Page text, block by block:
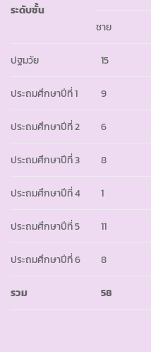
ระดับชั้น
ชาย
ปฐมวัย 15
ประถมศึกษาปีที่ 1 9
ประถมศึกษาปีที่ 2 6
ประถมศึกษาปีที่ 3 8
ประถมศึกษาปีที่ 4 1
ประถมศึกษาปีที่ 5 11
ประถมศึกษาปีที่ 6 8
รวม 58